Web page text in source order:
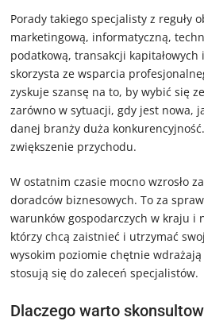
Porady takiego specjalisty z reguły
marketingową, informatyczną,
podatkową, transakcji
skorzysta ze wsparcia
zyskuje szansę na to, by wybić się
zarówno w sytuacji, gdy jest nowa,
danej branży duża
zwiększenie przychodu.
W ostatnim czasie mocno wzrosło
doradców biznesowych. To za
warunków gospodarczych w kraju i
którzy chcą zaistnieć i utrzymać
wysokim poziomie chętnie
stosują się do zaleceń specjalistów.
Dlaczego warto